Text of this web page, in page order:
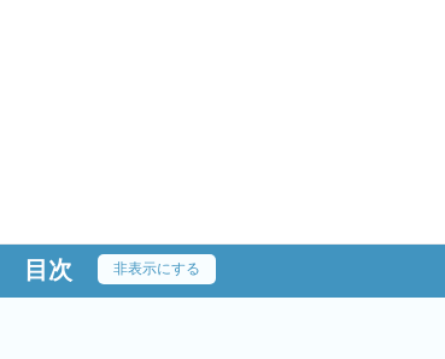
目次 非表示にする